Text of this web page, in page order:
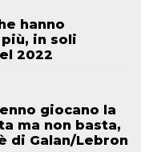
hanno
in soli
2022
giocano la
ma non basta,
di Galan/Lebron